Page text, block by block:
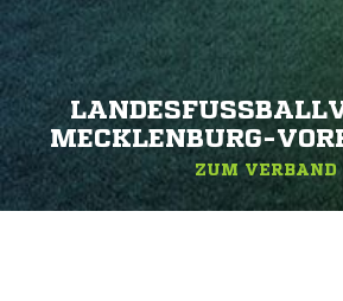
ECKLENBURG-
ZUM VERBAND